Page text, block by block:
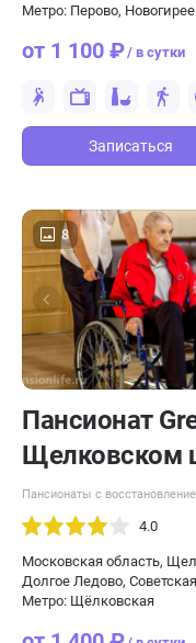
Метро: Перово,
от 1 100 ₽/ в сутки
Записаться
8
Пансионат
Щелковском
Пансионаты с
4.0
Московская область,
Долгое Ледово, Советская
Метро: Щёлковская